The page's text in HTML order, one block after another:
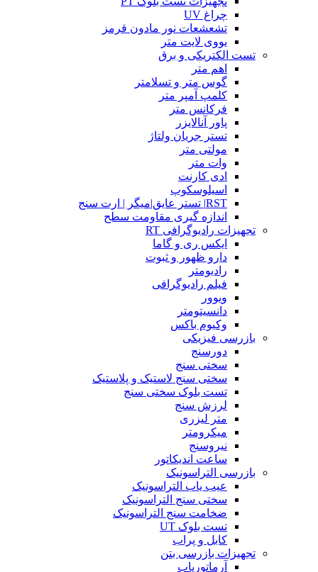
چراغ UV
تشعشعات نور مادون قرمز
یووی لایت متر
تست الکتریکی و برق
اهم متر
گوس متر و تسلامتر
کلمپ آمپر متر
فرکانس متر
پاور آنالایزر
تستر جریان ولتاژ
مولتی متر
وات متر
ادی کارنت
اسیلوسکوپ
RST| تستر عایق|میگر | ارت سنج
اندازه گیری مقاومت سطح
تجهیزات رادیوگرافی RT
ایکس ری و گاما
دارو ظهور و ثبوت
رادیومتر
فیلم رادیوگرافی
ویوور
دانسیتومتر
وکیوم باکس
بازرسی فیزیکی
دورسنج
سختی سنج
سختی سنج لاستیک و پلاستیک
تست بلوک سختی سنج
لرزش سنج
متر لیزری
میکرومتر
نیروسنج
ساعت اندیکاتور
بازرسی التراسونیک
عیب یاب التراسونیک
سختی سنج التراسونیک
ضخامت سنج التراسونیک
تست بلوک UT
کابل و پراب
تجهیزات بازرسی بتن
آرماتوریاب